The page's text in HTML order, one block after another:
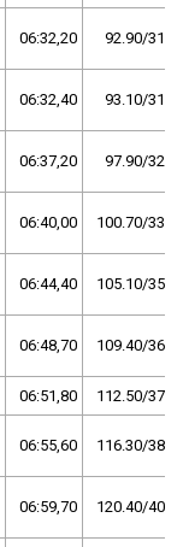
06:32,20 92.90/31,0
06:32,40 93.10/31,1
06:37,20 97.90/32,7
06:40,00 100.70/33,6
06:44,40 105.10/35,1
06:48,70 109.40/36,6
06:51,80 112.50/37,6
06:55,60 116.30/38,9
06:59,70 120.40/40,2